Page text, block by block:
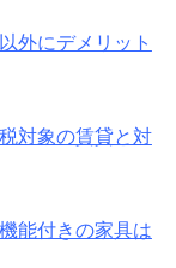
外にデメリット
対象の賃貸と対
能付きの家具は